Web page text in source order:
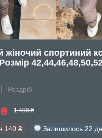
жіночий спортиний
Роздріб
₴ 1 400 ₴
140 ₴ Залишилось 22